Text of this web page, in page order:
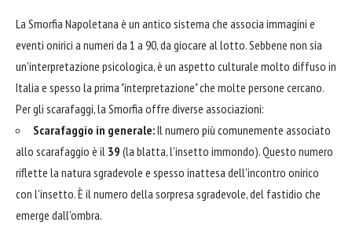
La Smorfia Napoletana è un antico sistema che associa immagini e
eventi onirici a numeri da 1 a 90, da giocare al lotto. Sebbene non sia
un'interpretazione psicologica, è un aspetto culturale molto diffuso in
Italia e spesso la prima "interpretazione" che molte persone cercano.
Per gli scarafaggi, la Smorfia offre diverse associazioni:
Scarafaggio in generale:Il numero più comunemente associato
allo scarafaggio è il 39 (la blatta, l'insetto immondo). Questo numero
riflette la natura sgradevole e spesso inattesa dell'incontro onirico
con l'insetto. È il numero della sorpresa sgradevole, del fastidio che
emerge dall'ombra.